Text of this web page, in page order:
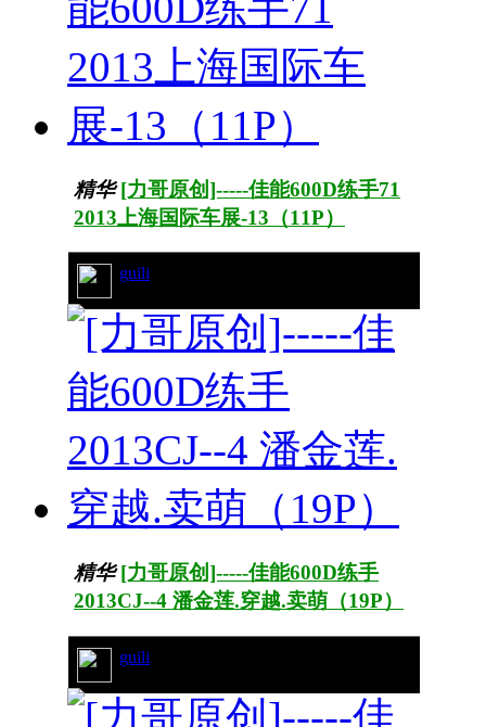
精华 [力哥原创]-----佳能600D练手71
2013上海国际车展-13（11P）
guili
精华 [力哥原创]-----佳能600D练手
2013CJ--4 潘金莲.穿越.卖萌（19P）
guili